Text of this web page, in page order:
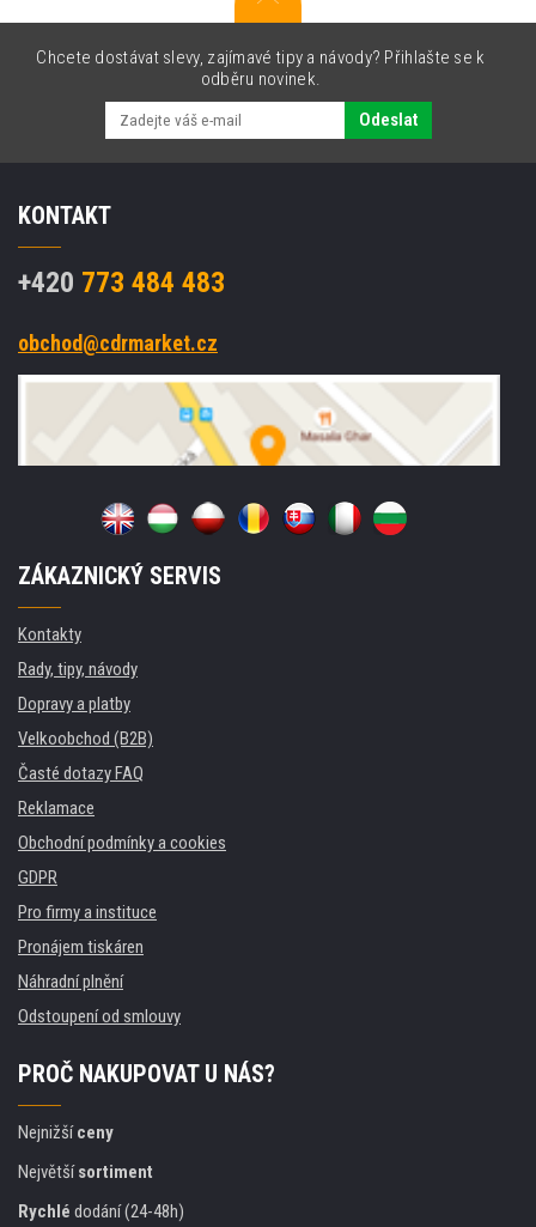
Chcete dostávat slevy, zajímavé tipy a návody? Přihlašte se k
odběru novinek.
Odeslat
KONTAKT
+420 773 484 483
obchod@cdrmarket.cz
ZÁKAZNICKÝ SERVIS
Kontakty
Rady, tipy, návody
Dopravy a platby
Velkoobchod (B2B)
Časté dotazy FAQ
Reklamace
Obchodní podmínky a cookies
GDPR
Pro firmy a instituce
Pronájem tiskáren
Náhradní plnění
Odstoupení od smlouvy
PROČ NAKUPOVAT U NÁS?
Nejnižšíceny
Největšísortiment
Rychlé dodání (24-48h)